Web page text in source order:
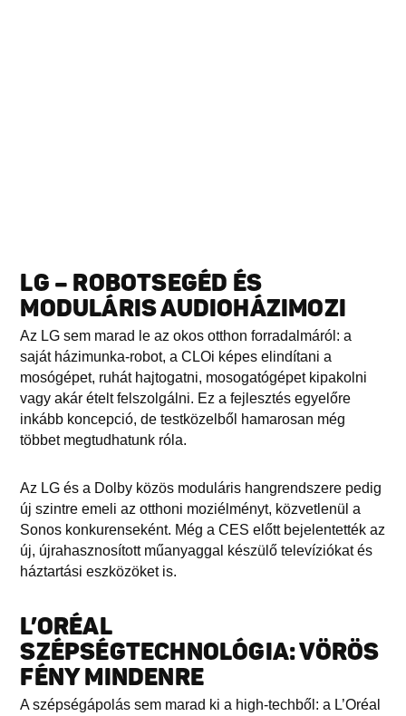
LG – ROBOTSEGÉD ÉS
MODULÁRIS AUDIOHÁZIMOZI
Az LG sem marad le az okos otthon forradalmáról: a
saját házimunka-robot, a CLOi képes elindítani a
mosógépet, ruhát hajtogatni, mosogatógépet kipakolni
vagy akár ételt felszolgálni. Ez a fejlesztés egyelőre
inkább koncepció, de testközelből hamarosan még
többet megtudhatunk róla.
Az LG és a Dolby közös moduláris hangrendszere pedig
új szintre emeli az otthoni moziélményt, közvetlenül a
Sonos konkurenseként. Még a CES előtt bejelentették az
új, újrahasznosított műanyaggal készülő televíziókat és
háztartási eszközöket is.
L’ORÉAL
SZÉPSÉGTECHNOLÓGIA: VÖRÖS
FÉNY MINDENRE
A szépségápolás sem marad ki a high-techből: a L’Oréal